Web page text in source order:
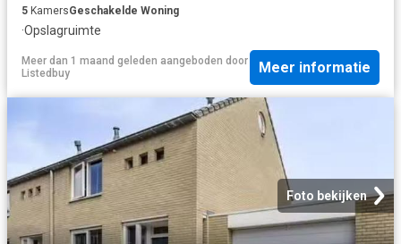
5 KamersGeschakelde Woning
·Opslagruimte
Meer dan 1 maand geleden aangeboden door
Listedbuy
Meer informatie
Foto bekijken